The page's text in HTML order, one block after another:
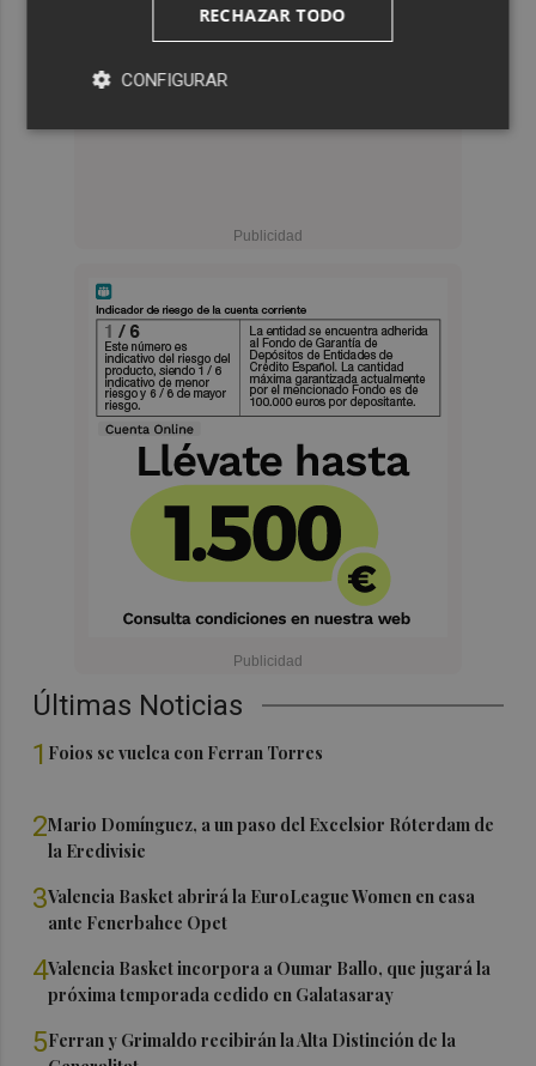
Últimas Noticias
1 Foios se vuelca con Ferran Torres
2Mario Domínguez, a un paso del Excelsior Róterdam de
la Eredivisie
3Valencia Basket abrirá la EuroLeague Women en casa
ante Fenerbahce Opet
4Valencia Basket incorpora a Oumar Ballo, que jugará la
próxima temporada cedido en Galatasaray
5Ferran y Grimaldo recibirán la Alta Distinción de la
RECHAZAR TODO
CONFIGURAR